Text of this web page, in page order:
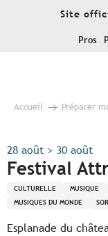
Site
Pros
Accueil Préparer
28 août > 30 août
Festival
CULTURELLE MUSIQUE
MUSIQUES DU MONDE
Esplanade du